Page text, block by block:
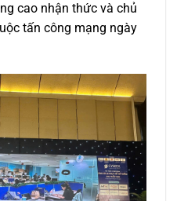
cao nhận thức và chủ
tấn công mạng ngày